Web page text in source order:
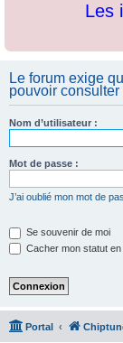
Les
Le forum exige
pouvoir
Nom d’utilisateur :
Mot de passe :
J’ai oublié mon mot de
Se souvenir de moi
Cacher mon statut
Portal